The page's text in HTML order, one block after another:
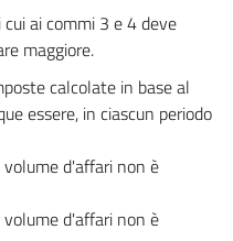
ai commi 3 e 4 deve
maggiore.
calcolate in base al
essere, in ciascun periodo
d'affari non è
d'affari non è